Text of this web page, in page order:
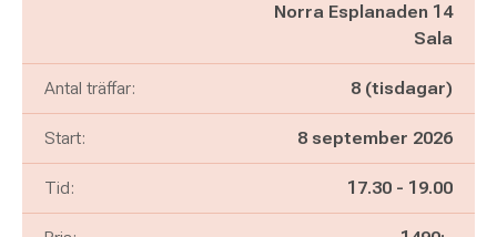
Norra Esplanaden 14
Sala
Antal träffar: 8 (tisdagar)
Start: 8 september 2026
Tid: Pågår mellan
17.30 - och
19.00